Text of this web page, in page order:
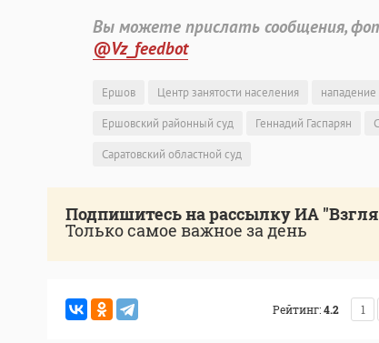
Вы можете прислать сообщения,
@Vz_feedbot
Ершов Центр занятости населения нападение
Ершовский районный суд
Геннадий Гаспарян
Саратовский областной суд
Подпишитесь на рассылку ИА
Только самое важное за день
Рейтинг:4.2 1